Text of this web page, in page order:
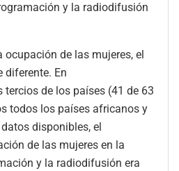
y la radiodifusión
ocupación de las mujeres, el
diferente. En
de los países (41 de 63
todos los países africanos y
disponibles, el
de las mujeres en la
y la radiodifusión era